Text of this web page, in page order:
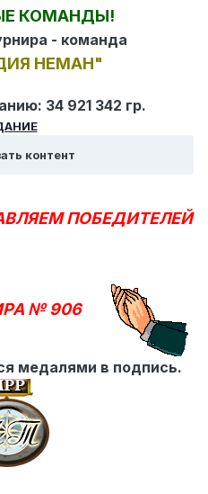
КОМАНДЫ!
- команда
НЕМАН"
34 921 342 гр.
контент
ПОБЕДИТЕЛЕЙ
№ 906
медалями в подпись.